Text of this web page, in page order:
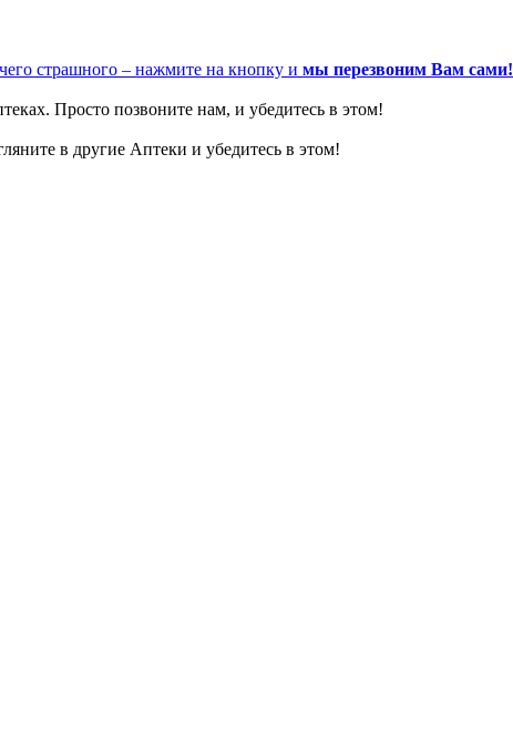
страшного – нажмите на кнопку и мы перезвоним Вам сами!
Просто позвоните нам, и убедитесь в этом!
в другие Аптеки и убедитесь в этом!